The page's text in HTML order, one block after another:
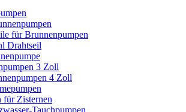
für Brunnenpumpen
Drahtseil
3 Zoll
4 Zoll
für Zisternen